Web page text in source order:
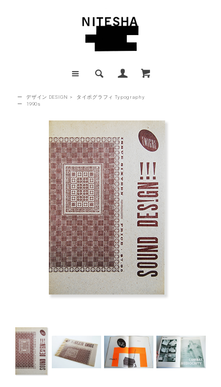
ー デザイン DESIGN >
タイポグラフィ Typography
ー
1990s